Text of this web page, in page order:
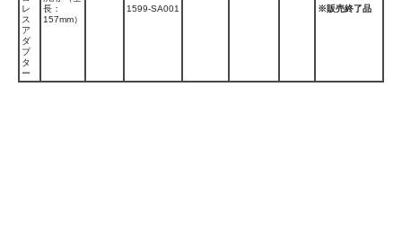
レ
ス
ア
ダ
プ
タ
ー
長：
157mm）
1599-SA001 ※販売終了品